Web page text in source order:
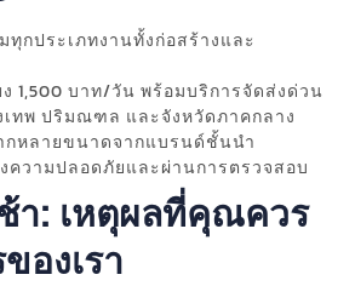
กประเภทงานทั้งก่อสร้างและ
1,500 บาท/วัน พร้อมบริการจัดส่งด่วน
เทพ ปริมณฑล และจังหวัดภาคกลาง
กหลายขนาดจากแบรนด์ชั้นนำ
ความปลอดภัยและผ่านการตรวจสอบ
ช้า: เหตุผลที่คุณควร
องเรา